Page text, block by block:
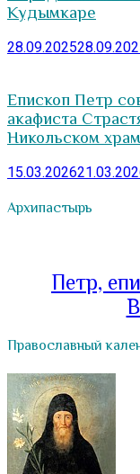
Кудымкаре
28.09.2025
Епископ Петр
акафиста
Никольском
15.03.2026
Архипастырь
Петр,
Православный